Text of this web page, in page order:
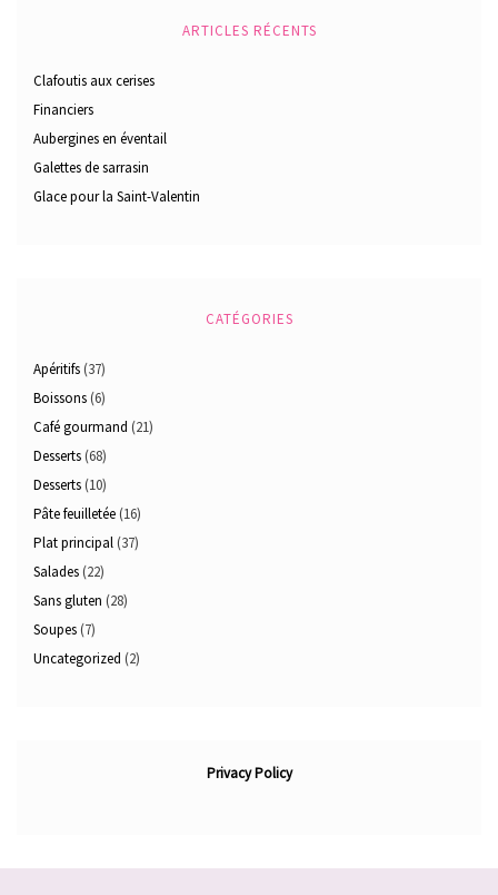
ARTICLES RÉCENTS
Clafoutis aux cerises
Financiers
Aubergines en éventail
Galettes de sarrasin
Glace pour la Saint-Valentin
CATÉGORIES
Apéritifs (37)
Boissons (6)
Café gourmand (21)
Desserts (68)
Desserts (10)
Pâte feuilletée (16)
Plat principal (37)
Salades (22)
Sans gluten (28)
Soupes (7)
Uncategorized (2)
Privacy Policy